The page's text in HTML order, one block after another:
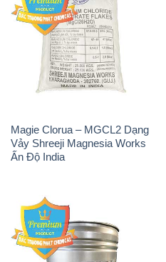
Magie Clorua – MGCL2 Dạng
Vảy Shreeji Magnesia Works
Ấn Độ India